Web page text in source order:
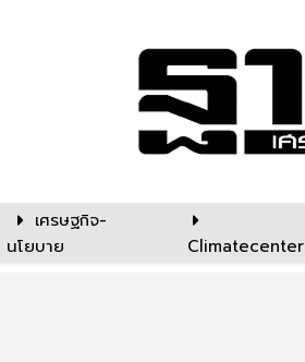
เศรษฐกิจ-
นโยบาย
Climatecenter